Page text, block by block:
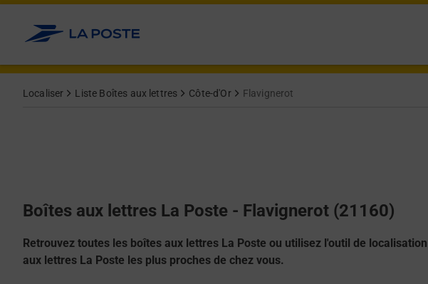
Allez au contenu
Localiser Liste Boîtes aux lettres Côte-d'Or Flavignerot
Boîtes aux lettres La Poste - Flavignerot (21160)
Retrouvez toutes les boîtes aux lettres La Poste ou utilisez l'outil de
aux lettres La Poste les plus proches de chez vous.